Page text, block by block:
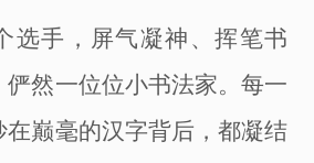
选手，屏气凝神、挥笔书
然一位位小书法家。每一
巅毫的汉字背后，都凝结